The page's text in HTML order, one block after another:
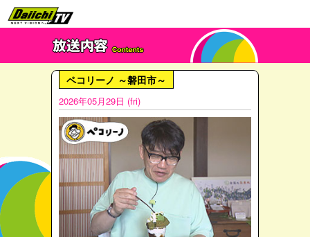
ペコリーノ ～磐田市～
2026年05月29日 (fri)